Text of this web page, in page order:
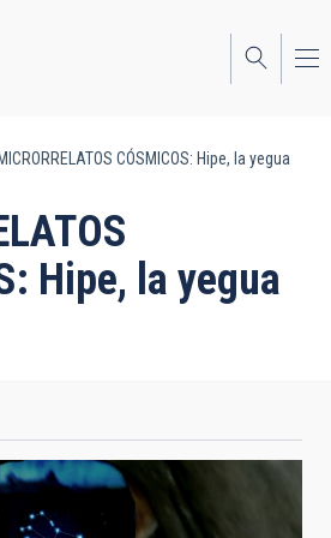
MICRORRELATOS CÓSMICOS: Hipe, la yegua
Hipe, la yegua